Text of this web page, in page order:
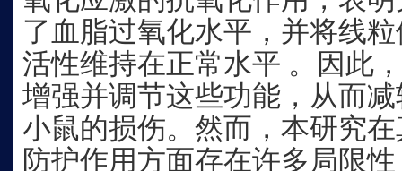
了血脂过氧化水平，并将线
活性维持在正常水平 。因此
增强并调节这些功能，从而
小鼠的损伤。然而，本研究
防护作用方面存在许多局限